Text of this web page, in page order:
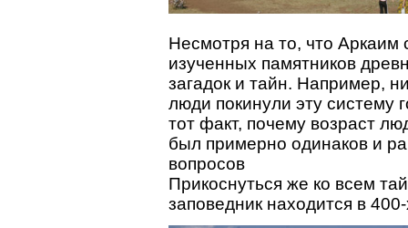
Несмотря на то, что Аркаим
изученных памятников
загадок и тайн. Например,
люди покинули эту систему
тот факт, почему возраст
был примерно одинаков и
вопросов
Прикоснуться же ко всем
заповедник находится в